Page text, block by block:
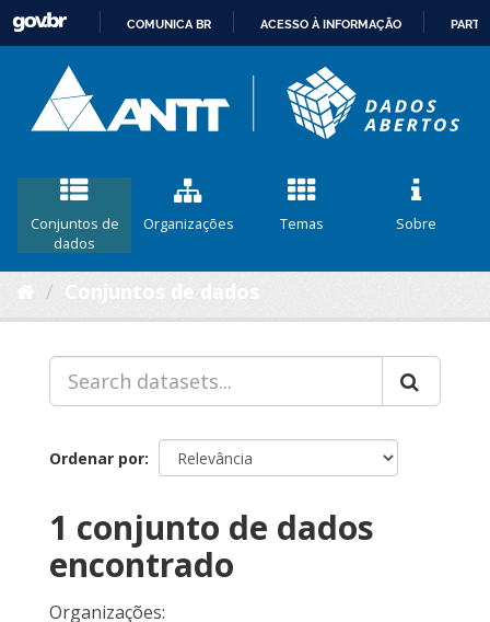
CONTEÚDO
COMUNICA BR ACESSO À INFORMAÇÃO
Conjuntos de
dados
Organizações Temas Sobre
Ordenar por
1 conjunto de dados
encontrado
Organizações: